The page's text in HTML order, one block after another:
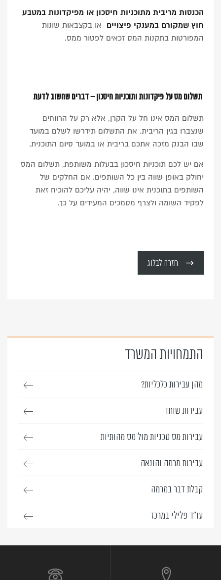
הכנסות מריבית מתוכניות חיסכון או מפיקדונות במטבע
חוץ שמקורם במענקי פיצויים או בקצבאות שונות
המפורטות בתקנות המס זכאים לפטור ממס.
תשלום מס על פיקדונות ותוכניות חיסכון – דברים שחשוב לדעת
תשלום המס אינו חל על הקרן, אלא רק על הרווחים
שנצברו בגין הריבית. את התשלום תידרשו לשלם במועד
שבו הבנק מזכה אתכם בריבית או במועד סיום התוכנית.
אם יש לכם תוכניות חיסכון בבעלות משותפת, תשלום המס
יחולק באופן שווה בין כל השותפים. אם החלקים של
השותפים בתוכנית אינו שווה, יהיה עליכם להוכיח זאת
לפקיד השומה ולצרף מסמכים המעידים על כך.
חזרה לבלוג
התמחויות המשרד
מהן עבירות כלכליות?
עבירות שוחד
עבירות מס טכניות מול מס מהותיות
עבירות מרמה והונאה
קבלת דבר במרמה
עו”ד פלילי במרכז